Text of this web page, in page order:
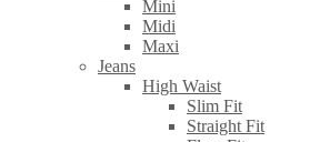
Mini
Midi
Maxi
Jeans
High Waist
Slim Fit
Straight Fit